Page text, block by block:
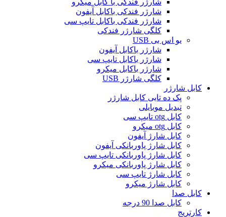
شارژر فندکی با کابل میکرو
شارژر فندکی باکابل آیفون
شارژر فندکی باکابل تایپ سی
کلگی شارژر فندکی
یو اس بی USB
شارژر باکابل آیفون
شارژر باکابل تایپ سی
شارژر باکابل میکرو
کلگی شارژر USB
کابل شارژر
پک ده تایی کابل شارژر
تبدیل موبایلی
کابل otg تایپ سی
کابل otg میکرو
کابل شارژ آیفون
کابل شارژ پاوربانکی آیفون
کابل شارژ پاوربانکی تایپ سی
کابل شارژ پاوربانکی میکرو
کابل شارژ تایپ سی
کابل شارژ میکرو
کابل صدا
کابل صدا 90 درجه
کارتریج